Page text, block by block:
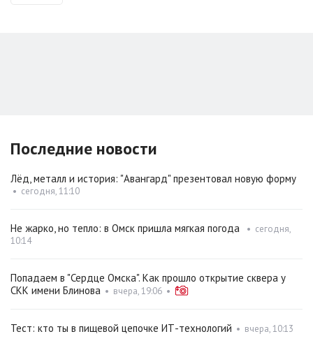
Последние новости
Лёд, металл и история: "Авангард" презентовал новую форму
• сегодня, 11:10
Не жарко, но тепло: в Омск пришла мягкая погода • сегодня,
10:14
Попадаем в "Сердце Омска". Как прошло открытие сквера у
СКК имени Блинова • вчера, 19:06 •
Тест: кто ты в пищевой цепочке ИТ-технологий • вчера, 10:13